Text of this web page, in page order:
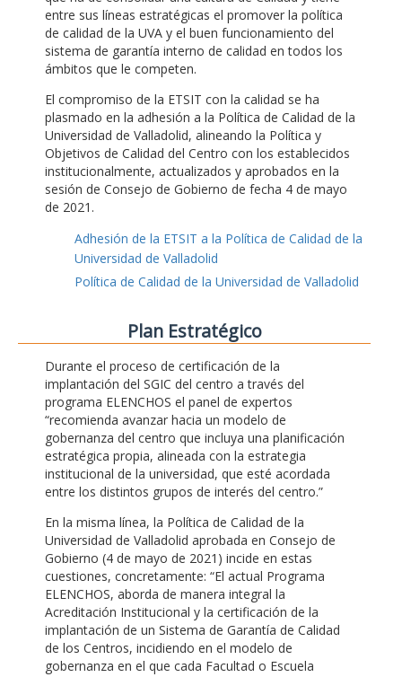
entre sus líneas estratégicas el promover la política
de calidad de la UVA y el buen funcionamiento del
sistema de garantía interno de calidad en todos los
ámbitos que le competen.
El compromiso de la ETSIT con la calidad se ha
plasmado en la adhesión a la Política de Calidad de la
Universidad de Valladolid, alineando la Política y
Objetivos de Calidad del Centro con los establecidos
institucionalmente, actualizados y aprobados en la
sesión de Consejo de Gobierno de fecha 4 de mayo
de 2021.
Adhesión de la ETSIT a la Política de Calidad de la
Universidad de Valladolid
Política de Calidad de la Universidad de Valladolid
Plan Estratégico
Durante el proceso de certificación de la
implantación del SGIC del centro a través del
programa ELENCHOS el panel de expertos
“recomienda avanzar hacia un modelo de
gobernanza del centro que incluya una planificación
estratégica propia, alineada con la estrategia
institucional de la universidad, que esté acordada
entre los distintos grupos de interés del centro.”
En la misma línea, la Política de Calidad de la
Universidad de Valladolid aprobada en Consejo de
Gobierno (4 de mayo de 2021) incide en estas
cuestiones, concretamente: “El actual Programa
ELENCHOS, aborda de manera integral la
Acreditación Institucional y la certificación de la
implantación de un Sistema de Garantía de Calidad
de los Centros, incidiendo en el modelo de
gobernanza en el que cada Facultad o Escuela